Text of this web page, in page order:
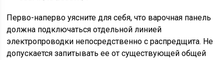
Перво-наперво уясните для себя, что варочная панель
должна подключаться отдельной линией
электропроводки непосредственно с распредщита. Не
допускается запитывать ее от существующей общей